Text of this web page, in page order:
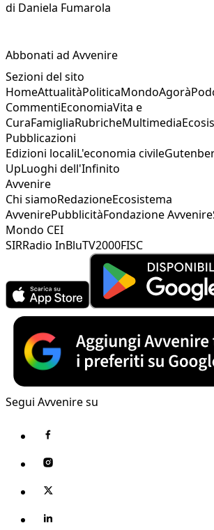
di Daniela Fumarola
Abbonati ad Avvenire
Sezioni del sito
HomeAttualitàPoliticaMondoAgorà
CommentiEconomiaVita e
CuraFamigliaRubricheMultimedia
Pubblicazioni
Edizioni localiL'economia civile
UpLuoghi dell'Infinito
Avvenire
Chi siamoRedazioneEcosistema
AvvenirePubblicitàFondazione Avvenire
Mondo CEI
SIRRadio InBluTV2000FISC
Segui Avvenire su